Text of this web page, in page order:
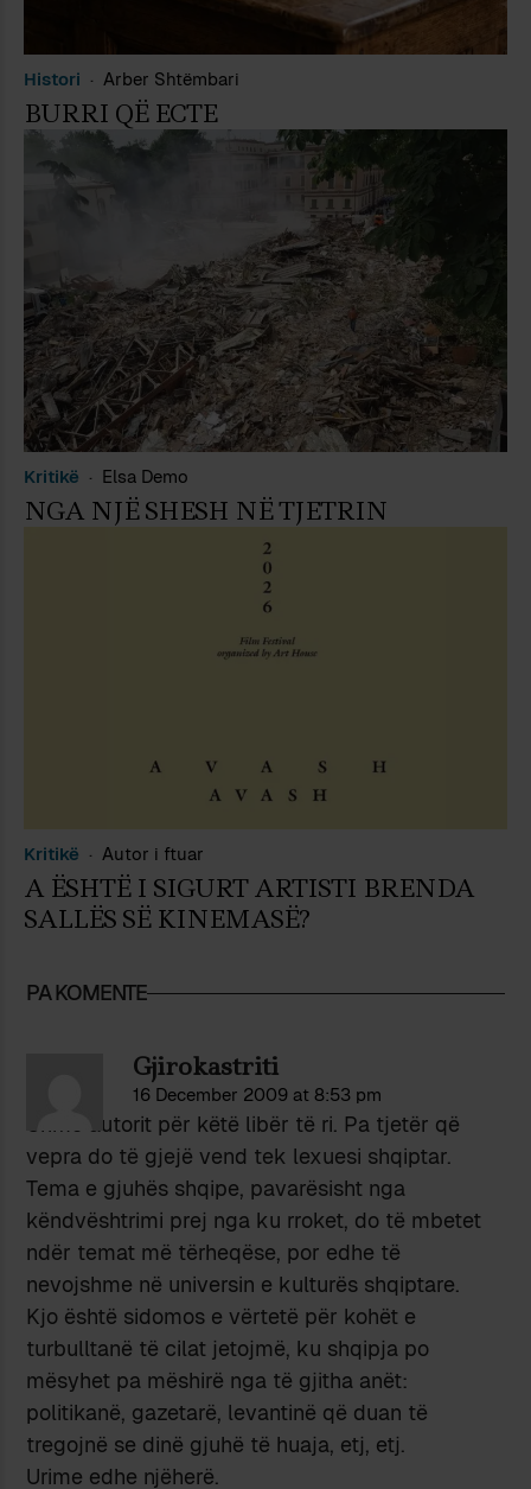
Histori Arber Shtëmbari
BURRI QË ECTE
Kritikë Elsa Demo
NGA NJË SHESH NË TJETRIN
Kritikë Autor i ftuar
A ËSHTË I SIGURT ARTISTI BRENDA
SALLËS SË KINEMASË?
PA KOMENTE
Gjirokastriti
16 December 2009 at 8:53 pm
Urime autorit për këtë libër të ri. Pa tjetër që
vepra do të gjejë vend tek lexuesi shqiptar.
Tema e gjuhës shqipe, pavarësisht nga
këndvështrimi prej nga ku rroket, do të mbetet
ndër temat më tërheqëse, por edhe të
nevojshme në universin e kulturës shqiptare.
Kjo është sidomos e vërtetë për kohët e
turbulltanë të cilat jetojmë, ku shqipja po
mësyhet pa mëshirë nga të gjitha anët:
politikanë, gazetarë, levantinë që duan të
tregojnë se dinë gjuhë të huaja, etj, etj.
Urime edhe njëherë.